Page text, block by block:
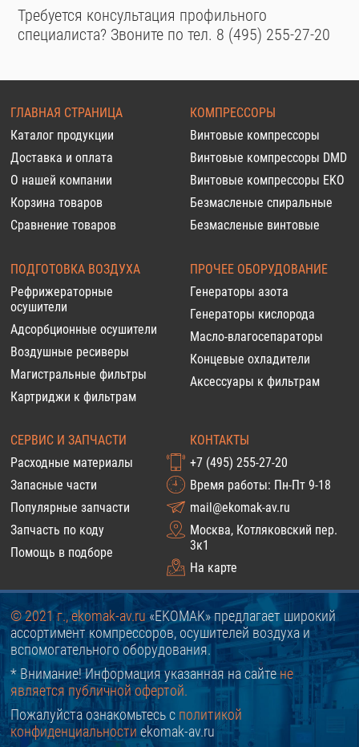
Требуется консультация профильного
специалиста? Звоните по тел. 8 (495) 255-27-20
ГЛАВНАЯ СТРАНИЦА
Каталог продукции
Доставка и оплата
О нашей компании
Корзина товаров
Сравнение товаров
КОМПРЕССОРЫ
Винтовые компрессоры
Винтовые компрессоры DMD
Винтовые компрессоры EKO
Безмасленые спиральные
Безмасленые винтовые
ПОДГОТОВКА ВОЗДУХА
Рефрижераторные
осушители
Адсорбционные осушители
Воздушные ресиверы
Магистральные фильтры
Картриджи к фильтрам
ПРОЧЕЕ ОБОРУДОВАНИЕ
Генераторы азота
Генераторы кислорода
Масло-влагосепараторы
Концевые охладители
Аксессуары к фильтрам
СЕРВИС И ЗАПЧАСТИ
Расходные материалы
Запасные части
Популярные запчасти
Запчасть по коду
Помощь в подборе
КОНТАКТЫ
+7 (495) 255-27-20
Время работы: Пн-Пт 9-18
mail@ekomak-av.ru
Москва, Котляковский пер.
3к1
На карте
© 2021 г., ekomak-av.ru «EKOMAK» предлагает широкий
ассортимент компрессоров, осушителей воздуха и
вспомогательного оборудования.
* Внимание! Информация указанная на сайтене
является публичной офертой.
Пожалуйста ознакомьтесь с политикой
конфиденциальности ekomak-av.ru